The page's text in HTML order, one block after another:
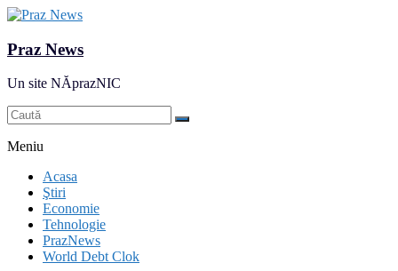
Praz News
Un site NĂprazNIC
Meniu
Acasa
Ştiri
Economie
Tehnologie
PrazNews
World Debt Clok